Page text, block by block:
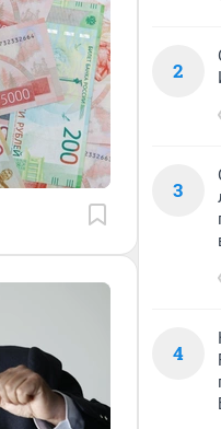
2
3
4